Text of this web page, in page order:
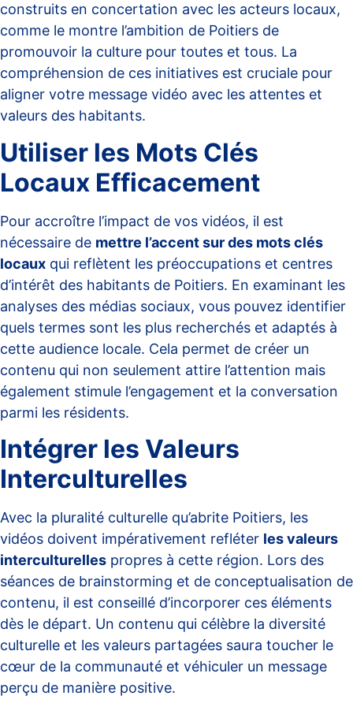
construits en concertation avec les acteurs locaux,
comme le montre l’ambition de Poitiers de
promouvoir la culture pour toutes et tous. La
compréhension de ces initiatives est cruciale pour
aligner votre message vidéo avec les attentes et
valeurs des habitants.
Utiliser les Mots Clés
Locaux Efficacement
Pour accroître l’impact de vos vidéos, il est
nécessaire de mettre l’accent sur des mots clés
locaux qui reflètent les préoccupations et centres
d’intérêt des habitants de Poitiers. En examinant les
analyses des médias sociaux, vous pouvez identifier
quels termes sont les plus recherchés et adaptés à
cette audience locale. Cela permet de créer un
contenu qui non seulement attire l’attention mais
également stimule l’engagement et la conversation
parmi les résidents.
Intégrer les Valeurs
Interculturelles
Avec la pluralité culturelle qu’abrite Poitiers, les
vidéos doivent impérativement refléter les valeurs
interculturelles propres à cette région. Lors des
séances de brainstorming et de conceptualisation de
contenu, il est conseillé d’incorporer ces éléments
dès le départ. Un contenu qui célèbre la diversité
culturelle et les valeurs partagées saura toucher le
cœur de la communauté et véhiculer un message
perçu de manière positive.